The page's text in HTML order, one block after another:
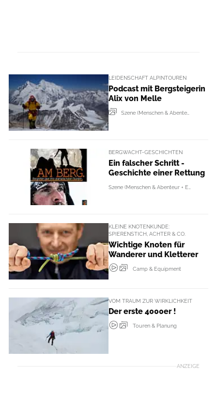
LEIDENSCHAFT ALPINTOUREN
Podcast mit Bergsteigerin
Alix von Melle
Szene (Menschen & Abenteur + Events)
BERGWACHT-GESCHICHTEN
Ein falscher Schritt -
Geschichte einer Rettung
KLEINE KNOTENKUNDE:
SPIERENSTICH, ACHTER & CO.
Wichtige Knoten für
Wanderer und Kletterer
Camp & Equipment
VOM TRAUM ZUR WIRKLICHKEIT
Der erste 4000er !
Touren & Planung
ANZEIGE